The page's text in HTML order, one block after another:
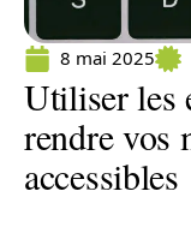
8 mai 2025
Utiliser les
rendre vos
accessibles